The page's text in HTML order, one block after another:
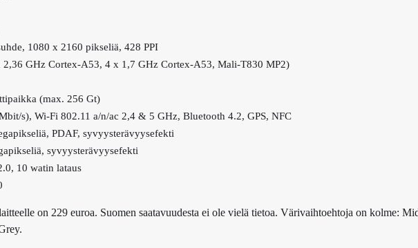
1080 x 2160 pikseliä, 428 PPI
GHz Cortex-A53, 4 x 1,7 GHz Cortex-A53, Mali-T830 MP2)
(max. 256 Gt)
s), Wi-Fi 802.11 a/n/ac 2,4 & 5 GHz, Bluetooth 4.2, GPS, NFC
PDAF, syvyysterävyysefekti
syvyysterävyysefekti
10 watin lataus
on 229 euroa. Suomen saatavuudesta ei ole vielä tietoa. Värivaihtoehtoja on kolme: